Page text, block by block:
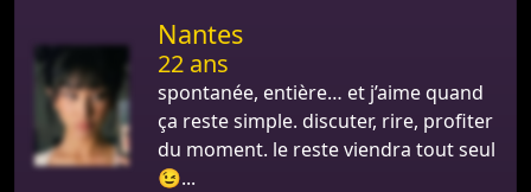
Nantes
22 ans
spontanée, entière… et j’aime quand
ça reste simple. discuter, rire, profiter
du moment. le reste viendra tout seul
😉...